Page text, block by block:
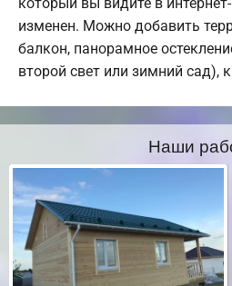
изменен. Можно добавить
балкон, панорамное
второй свет или зимний сад),
Наши